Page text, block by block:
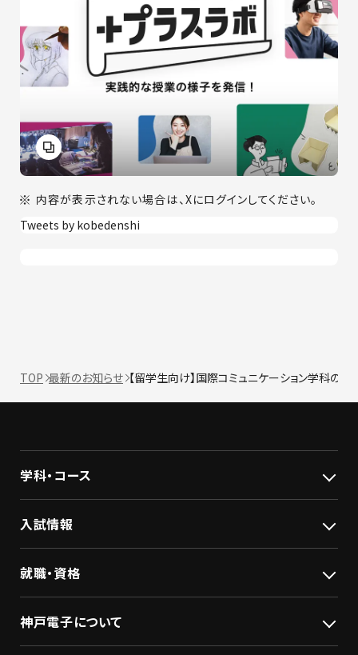
内容が表示されない場合は、Xにログインしてください。
Tweets by kobedenshi
TOP 最新のお知らせ 【留学生向け】国際コミュニケーション学科の
学科・コース
入試情報
就職・資格
神戸電子について